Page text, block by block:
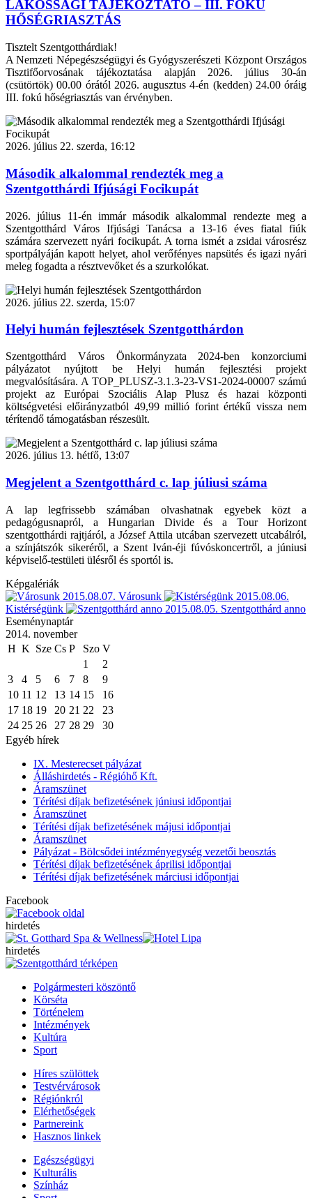
LAKOSSÁGI TÁJÉKOZTATÓ – III. FOKÚ
HŐSÉGRIASZTÁS
Tisztelt Szentgotthárdiak!
A Nemzeti Népegészségügyi és Gyógyszerészeti Központ Országos
Tisztifőorvosának tájékoztatása alapján 2026. július 30-án
(csütörtök) 00.00 órától 2026. augusztus 4-én (kedden) 24.00 óráig
III. fokú hőségriasztás van érvényben.
2026. július 22. szerda, 16:12
Második alkalommal rendezték meg a
Szentgotthárdi Ifjúsági Focikupát
2026. július 11-én immár második alkalommal rendezte meg a
Szentgotthárd Város Ifjúsági Tanácsa a 13-16 éves fiatal fiúk
számára szervezett nyári focikupát. A torna ismét a zsidai városrész
sportpályáján kapott helyet, ahol verőfényes napsütés és igazi nyári
meleg fogadta a résztvevőket és a szurkolókat.
2026. július 22. szerda, 15:07
Helyi humán fejlesztések Szentgotthárdon
Szentgotthárd Város Önkormányzata 2024-ben konzorciumi
pályázatot nyújtott be Helyi humán fejlesztési projekt
megvalósítására. A TOP_PLUSZ-3.1.3-23-VS1-2024-00007 számú
projekt az Európai Szociális Alap Plusz és hazai központi
költségvetési előirányzatból 49,99 millió forint értékű vissza nem
térítendő támogatásban részesült.
2026. július 13. hétfő, 13:07
Megjelent a Szentgotthárd c. lap júliusi száma
A lap legfrissebb számában olvashatnak egyebek közt a
pedagógusnapról, a Hungarian Divide és a Tour Horizont
szentgotthárdi rajtjáról, a József Attila utcában szervezett utcabálról,
a színjátszók sikeréről, a Szent Iván-éji fúvóskoncertről, a júniusi
képviselő-testületi ülésről és sportól is.
Képgalériák
2015.08.07. Városunk
2015.08.06.
Kistérségünk
2015.08.05. Szentgotthárd anno
Eseménynaptár
2014. november
H K Sze Cs P Szo V
1
2
3
4 5 6 7 8
9
10 11 12 13 14 15
16
17 18 19 20 21 22
23
24 25 26 27 28 29
30
Egyéb hírek
IX. Mesterecset pályázat
Álláshirdetés - Régióhő Kft.
Áramszünet
Térítési díjak befizetésének júniusi időpontjai
Áramszünet
Térítési díjak befizetésének májusi időpontjai
Áramszünet
Pályázat - Bölcsődei intézményegység vezetői beosztás
Térítési díjak befizetésének áprilisi időpontjai
Térítési díjak befizetésének márciusi időpontjai
Facebook
hirdetés
hirdetés
Polgármesteri köszöntő
Körséta
Történelem
Intézmények
Kultúra
Sport
Híres szülöttek
Testvérvárosok
Régiónkról
Elérhetőségek
Partnereink
Hasznos linkek
Egészségügyi
Kulturális
Színház